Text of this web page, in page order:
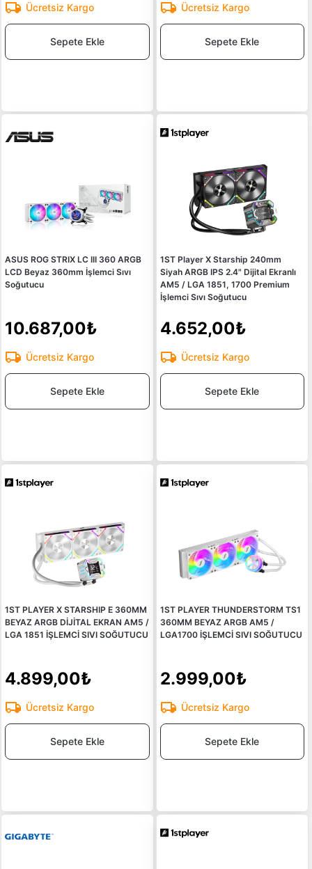
Ücretsiz Kargo
Sepete Ekle
Ücretsiz Kargo
Sepete Ekle
ASUS ROG STRIX LC III 360 ARGB
LCD Beyaz 360mm İşlemci Sıvı
Soğutucu
10.687,00₺
Ücretsiz Kargo
Sepete Ekle
1ST Player X Starship 240mm
Siyah ARGB IPS 2.4" Dijital Ekranlı
AM5 / LGA 1851, 1700 Premium
İşlemci Sıvı Soğutucu
4.652,00₺
Ücretsiz Kargo
Sepete Ekle
1ST PLAYER X STARSHIP E 360MM
BEYAZ ARGB DİJİTAL EKRAN AM5 /
LGA 1851 İŞLEMCİ SIVI SOĞUTUCU
4.899,00₺
Ücretsiz Kargo
Sepete Ekle
1ST PLAYER THUNDERSTORM TS1
360MM BEYAZ ARGB AM5 /
LGA1700 İŞLEMCİ SIVI SOĞUTUCU
2.999,00₺
Ücretsiz Kargo
Sepete Ekle